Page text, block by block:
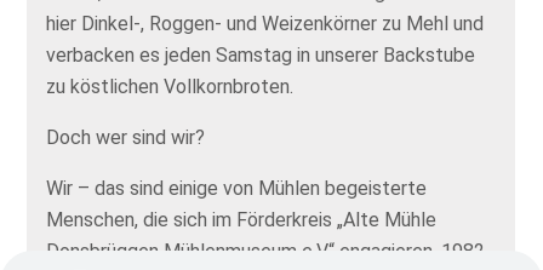
hier Dinkel-, Roggen- und Weizenkörner zu Mehl und
verbacken es jeden Samstag in unserer Backstube
zu köstlichen Vollkornbroten.
Doch wer sind wir?
Wir – das sind einige von Mühlen begeisterte
Menschen, die sich im Förderkreis „Alte Mühle
Donsbrüggen Mühlenmuseum e.V.“ engagieren. 1982